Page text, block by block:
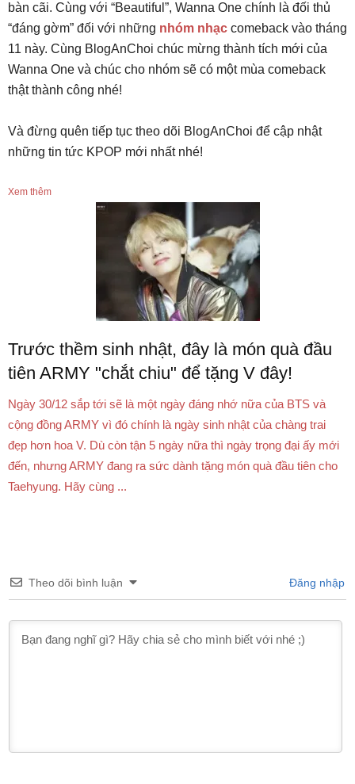
bàn cãi. Cùng với “Beautiful”, Wanna One chính là đối thủ
“đáng gờm” đối với những nhóm nhạc comeback vào tháng
11 này. Cùng BlogAnChoi chúc mừng thành tích mới của
Wanna One và chúc cho nhóm sẽ có một mùa comeback
thật thành công nhé!
Và đừng quên tiếp tục theo dõi BlogAnChoi để cập nhật
những tin tức KPOP mới nhất nhé!
Xem thêm
Trước thềm sinh nhật, đây là món quà đầu
tiên ARMY "chắt chiu" để tặng V đây!
Ngày 30/12 sắp tới sẽ là một ngày đáng nhớ nữa của BTS và
cộng đồng ARMY vì đó chính là ngày sinh nhật của chàng trai
đẹp hơn hoa V. Dù còn tận 5 ngày nữa thì ngày trọng đại ấy mới
đến, nhưng ARMY đang ra sức dành tặng món quà đầu tiên cho
Taehyung. Hãy cùng ...
Theo dõi bình luận Đăng nhập